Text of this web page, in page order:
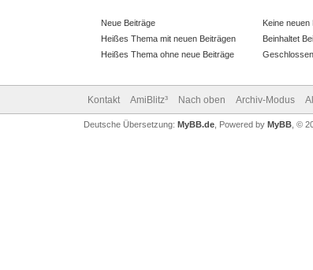
Neue Beiträge
Heißes Thema mit neuen Beiträgen
Heißes Thema ohne neue Beiträge
Keine neuen
Beinhaltet
Kontakt AmiBlitz³ Nach oben Archiv-Modus
Deutsche Übersetzung: MyBB.de, Powered by MyBB, ©